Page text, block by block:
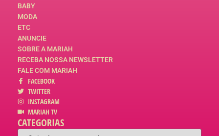
BABY
MODA
ETC
ANUNCIE
SOBRE A MARIAH
RECEBA NOSSA NEWSLETTER
FALE COM MARIAH
FACEBOOK
TWITTER
INSTAGRAM
MARIAH TV
CATEGORIAS